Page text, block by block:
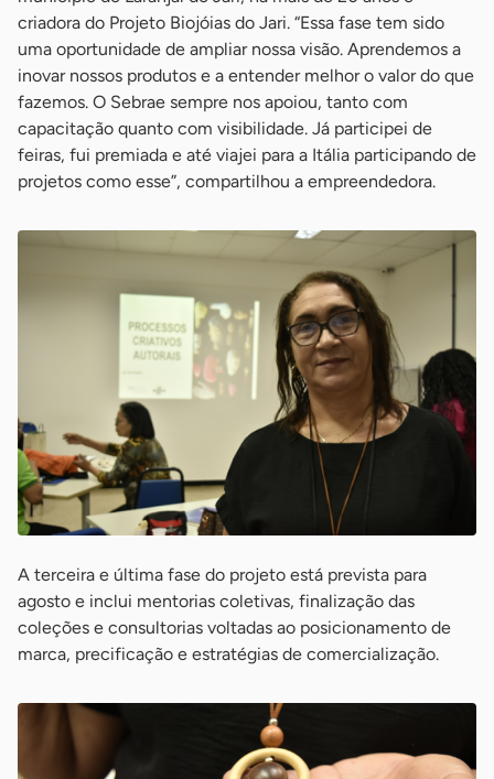
criadora do Projeto Biojóias do Jari. “Essa fase tem sido
uma oportunidade de ampliar nossa visão. Aprendemos a
inovar nossos produtos e a entender melhor o valor do que
fazemos. O Sebrae sempre nos apoiou, tanto com
capacitação quanto com visibilidade. Já participei de
feiras, fui premiada e até viajei para a Itália participando de
projetos como esse”, compartilhou a empreendedora.
A terceira e última fase do projeto está prevista para
agosto e inclui mentorias coletivas, finalização das
coleções e consultorias voltadas ao posicionamento de
marca, precificação e estratégias de comercialização.